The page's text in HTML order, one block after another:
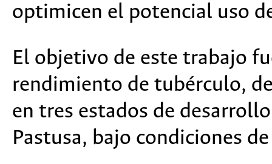
optimicen el potencial uso
El objetivo de este trabajo
rendimiento de tubérculo,
en tres estados de
Pastusa, bajo condiciones